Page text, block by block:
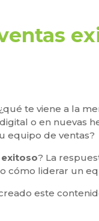
te viene a la
o en nuevas
equipo de ventas?
exitoso? La
cómo liderar un
este